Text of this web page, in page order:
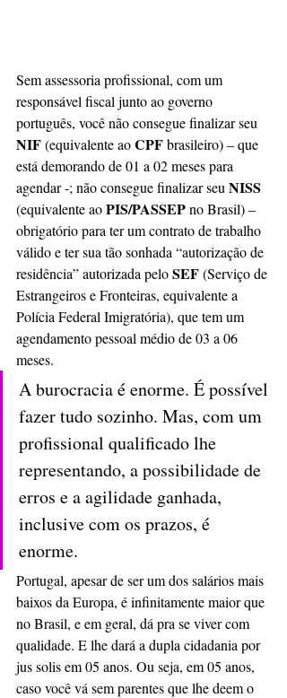
Sem assessoria profissional, com um
responsável fiscal junto ao governo
português, você não consegue finalizar seu
NIF (equivalente ao CPF brasileiro) – que
está demorando de 01 a 02 meses para
agendar -; não consegue finalizar seu NISS
(equivalente ao PIS/PASSEP no Brasil) –
obrigatório para ter um contrato de trabalho
válido e ter sua tão sonhada “autorização de
residência” autorizada pelo SEF (Serviço de
Estrangeiros e Fronteiras, equivalente a
Polícia Federal Imigratória), que tem um
agendamento pessoal médio de 03 a 06
meses.
A burocracia é enorme. É possível
fazer tudo sozinho. Mas, com um
profissional qualificado lhe
representando, a possibilidade de
erros e a agilidade ganhada,
inclusive com os prazos, é
enorme.
Portugal, apesar de ser um dos salários mais
baixos da Europa, é infinitamente maior que
no Brasil, e em geral, dá pra se viver com
qualidade. E lhe dará a dupla cidadania por
jus solis em 05 anos. Ou seja, em 05 anos,
caso você vá sem parentes que lhe deem o